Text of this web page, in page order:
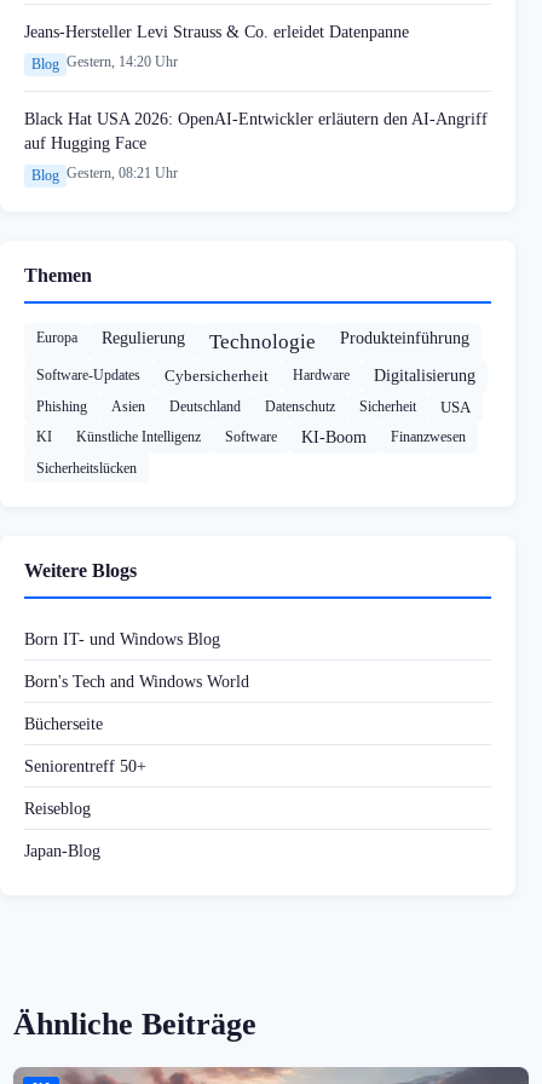
Jeans-Hersteller Levi Strauss & Co. erleidet Datenpanne
Blog Gestern, 14:20 Uhr
Black Hat USA 2026: OpenAI-Entwickler erläutern den AI-Angriff
auf Hugging Face
Blog Gestern, 08:21 Uhr
Themen
Europa Regulierung Technologie Produkteinführung
Software-Updates Cybersicherheit Hardware Digitalisierung
Phishing Asien Deutschland Datenschutz Sicherheit USA
KI Künstliche Intelligenz Software KI-Boom
Finanzwesen
Sicherheitslücken
Weitere Blogs
Born IT- und Windows Blog
Born's Tech and Windows World
Bücherseite
Seniorentreff 50+
Reiseblog
Japan-Blog
Ähnliche Beiträge